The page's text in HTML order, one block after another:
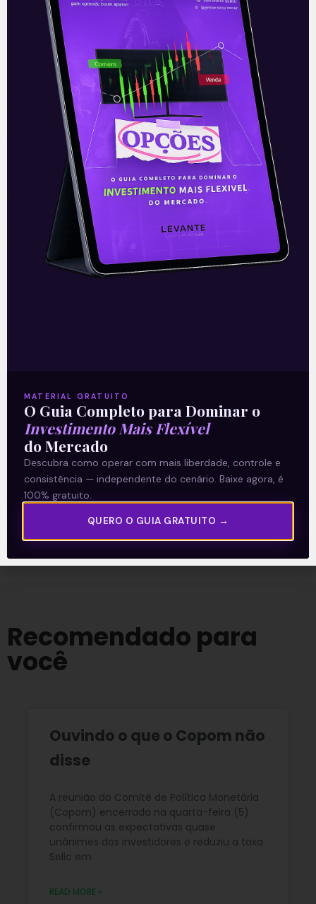
Este conteúdo faz parte da nossa
Newsletter
‘E Eu Com Isso’
Para ficar por dentro do universo dos
investimentos de maneira prática,
clique abaixo einscreva-se
gratuitamente!
Acompanhe nossas Redes Sociais!
O conteúdo foi útil para você? Compartilhe!
Recomendado para
você
Ouvindo o que o Copom não
disse
A reunião do Comitê de Política Monetária
(Copom) encerrada na quarta-feira (5)
confirmou as expectativas quase
unânimes dos investidores e reduziu a taxa
Selic em
READ MORE »
MATERIAL GRATUITO
O Guia Completo para Dominar o
Investimento Mais Flexível
do Mercado
Descubra como operar com mais liberdade, controle e
consistência — independente do cenário. Baixe agora, é
100% gratuito.
QUERO O GUIA GRATUITO →